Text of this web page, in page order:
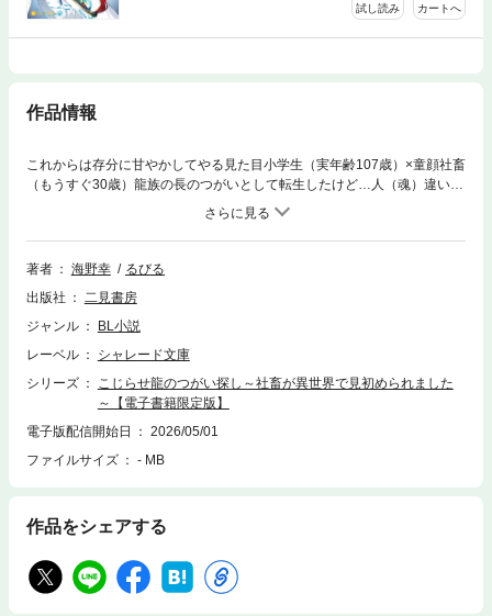
試し読み カートへ
作品情報
これからは存分に甘やかしてやる見た目小学生（実年齢107歳）×童顔社畜
（もうすぐ30歳）龍族の長のつがいとして転生したけど…人（魂）違い!?
ブラックIT企業勤務の善文は三十歳の誕生日を直前に控えた一月の深夜、
事故であっけなく死んでしまう。魂と思しき光が集う空間を経てたどり着
いたのは、大昔の日本風の世界。善文を召喚したのは浅黒い肌に黒髪も艶
艶しい子ども・白夜だった。龍族の長である白夜が秘術を行い、つがいを
あっさり順応するものの、自分が魂の取り違えを誘発したことに気づいて
しまい…。電子限定書き下ろしＳＳ「百年先のブルー」収録。
著者 海野幸
るびる
出版社
二見書房
ジャンル
BL小説
レーベル
シャレード文庫
シリーズ
こじらせ龍のつがい探し～社畜が異世界で見初められました
～【電子書籍限定版】
電子版配信開始日
2026/05/01
ファイルサイズ
- MB
作品をシェアする